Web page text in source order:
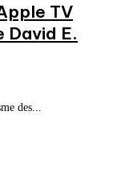
TV
David E.
des...